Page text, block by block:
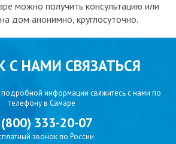
можно получить консультацию или
дом анонимно, круглосуточно.
С НАМИ СВЯЗАТЬСЯ
информации свяжитесь с нами по
телефону в Самаре
333-20-07
звонок по России